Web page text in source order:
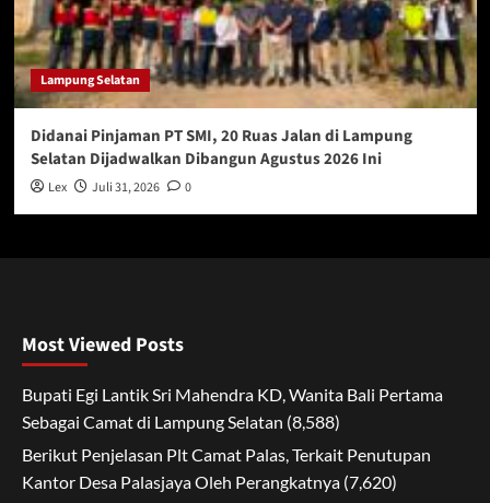
Lampung Selatan
Didanai Pinjaman PT SMI, 20 Ruas Jalan di Lampung
Selatan Dijadwalkan Dibangun Agustus 2026 Ini
Lex Juli 31, 2026 0
Most Viewed Posts
Bupati Egi Lantik Sri Mahendra KD, Wanita Bali Pertama
Sebagai Camat di Lampung Selatan (8,588)
Berikut Penjelasan Plt Camat Palas, Terkait Penutupan
Kantor Desa Palasjaya Oleh Perangkatnya (7,620)